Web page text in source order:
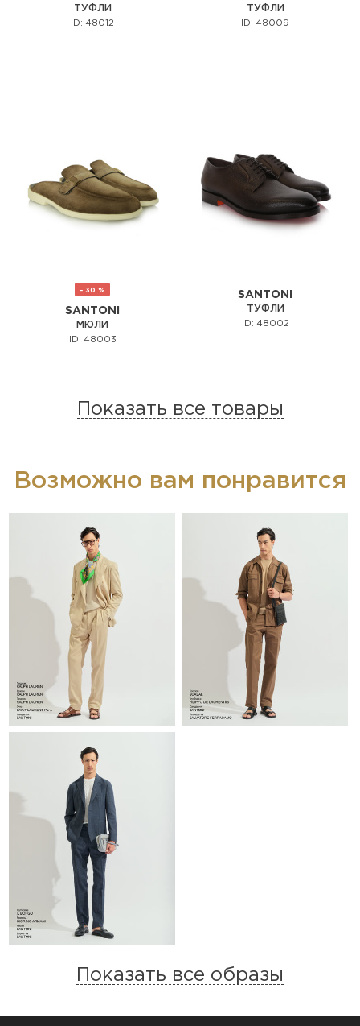
ТУФЛИ
ID: 48012
ТУФЛИ
ID: 48009
- 30 %
SANTONI
МЮЛИ
ID: 48003
SANTONI
ТУФЛИ
ID: 48002
Показать все товары
Возможно вам понравится
Показать все образы